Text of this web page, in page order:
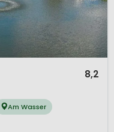
8,2
Am Wasser